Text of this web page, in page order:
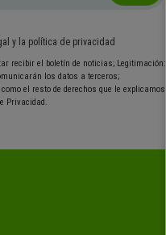
y la política de privacidad
recibir el boletín de noticias; Legitimación:
los datos a terceros;
el resto de derechos que le explicamos
Privacidad.